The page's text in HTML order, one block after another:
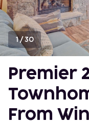
1/30
Premier
From